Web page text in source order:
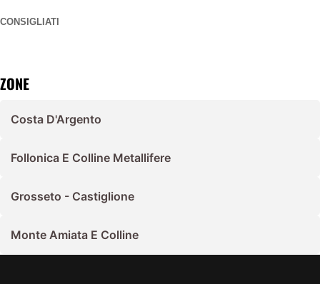
CONSIGLIATI
ZONE
Costa D'Argento
Follonica E Colline Metallifere
Grosseto - Castiglione
Monte Amiata E Colline